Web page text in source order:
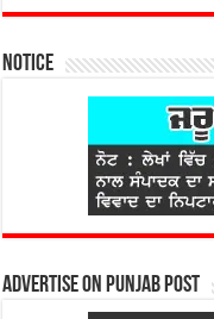
Notice
Advertise on Punjab Post